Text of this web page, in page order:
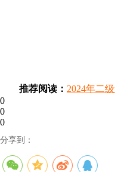
推荐阅读： 2024年二
0
0
0
分享到：